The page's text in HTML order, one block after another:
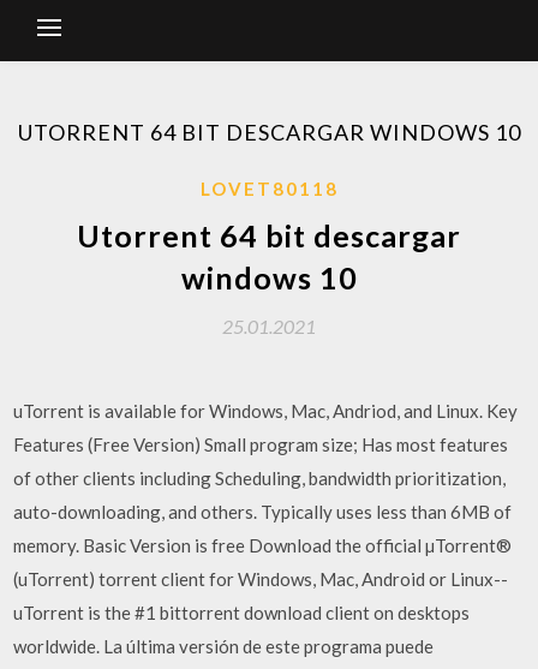
UTORRENT 64 BIT DESCARGAR WINDOWS 10
LOVET80118
Utorrent 64 bit descargar
windows 10
25.01.2021
uTorrent is available for Windows, Mac, Andriod, and Linux. Key
Features (Free Version) Small program size; Has most features
of other clients including Scheduling, bandwidth prioritization,
auto-downloading, and others. Typically uses less than 6MB of
memory. Basic Version is free Download the official µTorrent®
(uTorrent) torrent client for Windows, Mac, Android or Linux--
uTorrent is the #1 bittorrent download client on desktops
worldwide. La última versión de este programa puede